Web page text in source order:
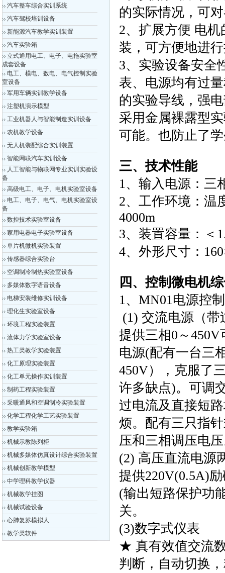
汽车整车综合实训系统
汽车驾校培训设备
新能源汽车教学实训装置
汽车实验箱
立式通用电工、电子、电拖实验室
成套设备
电工、模电、数电、电气控制实验
室设备
军用车辆实训教学设备
注塑机演示模型
工业机器人与智能制造实训设备
农机教学设备
无人机装配综合实训装置
智能网联汽车实训设备
人工智能与物联网专业实训实验设
备
高级电工、电子、电机实验室设备
电工、电子、电气、电机实验室设
备
数控技术实验室设备
家用电器电子实验室设备
单片机微机实验装置
传感器综合实验台
空调制冷制热实验室设备
多媒体数字语音设备
电梯安装维修实训设备
理化生实验室设备
环境工程实验装置
流体力学实验室设备
热工类教学实验装置
化工原理实验装置
化工单元操作实训装置
制药工程实验装置
采暖通风和空调制冷实验装置
化学工程化学工艺实验装置
教学实验箱
机械示教陈列柜
机械多媒体仿真设计综合实验装置
机械创新教学模型
中学理科教学仪器
机械教学挂图
机械试验设备
心肺复苏模拟人
教学类软件
的实际情况，可
2、扩展方便 电
装，可方便地进
3、实验设备安全
表、电源均有过
的实验导线，强
采用金属裸露型
可能。也防止了
三、技术性能
1、输入电源：三
2、工作环境：
4000m
3、装置容量：＜
4、外形尺寸：
四、控制微电机
1、MN01电源控
(1) 交流电源（
提供三相0～
电源(配有一台三
450V），克服了
许多缺点)。可调
过电流及直接短
烦。配有三只指
压和三相调压电
(2) 高压直流电源
提供220V(0.5A)
(输出短路保护功
关。
(3)数字式仪表
★ 真有效值交流
判断，自动切换